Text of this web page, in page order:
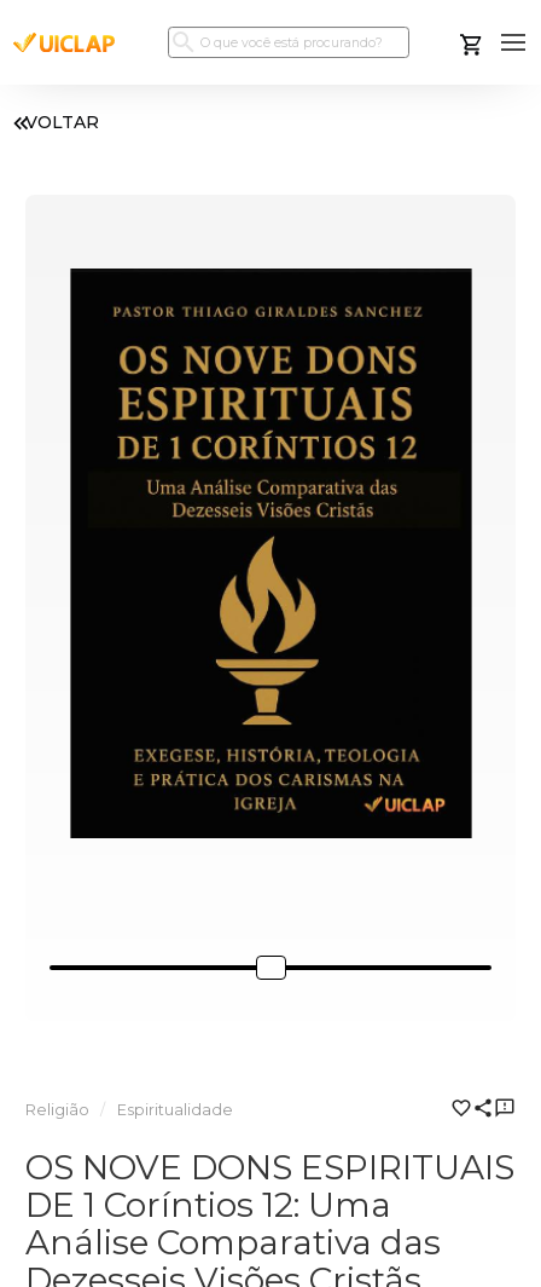
VOLTAR
Religião Espiritualidade
OS NOVE DONS ESPIRITUAIS
DE 1 Coríntios 12: Uma
Análise Comparativa das